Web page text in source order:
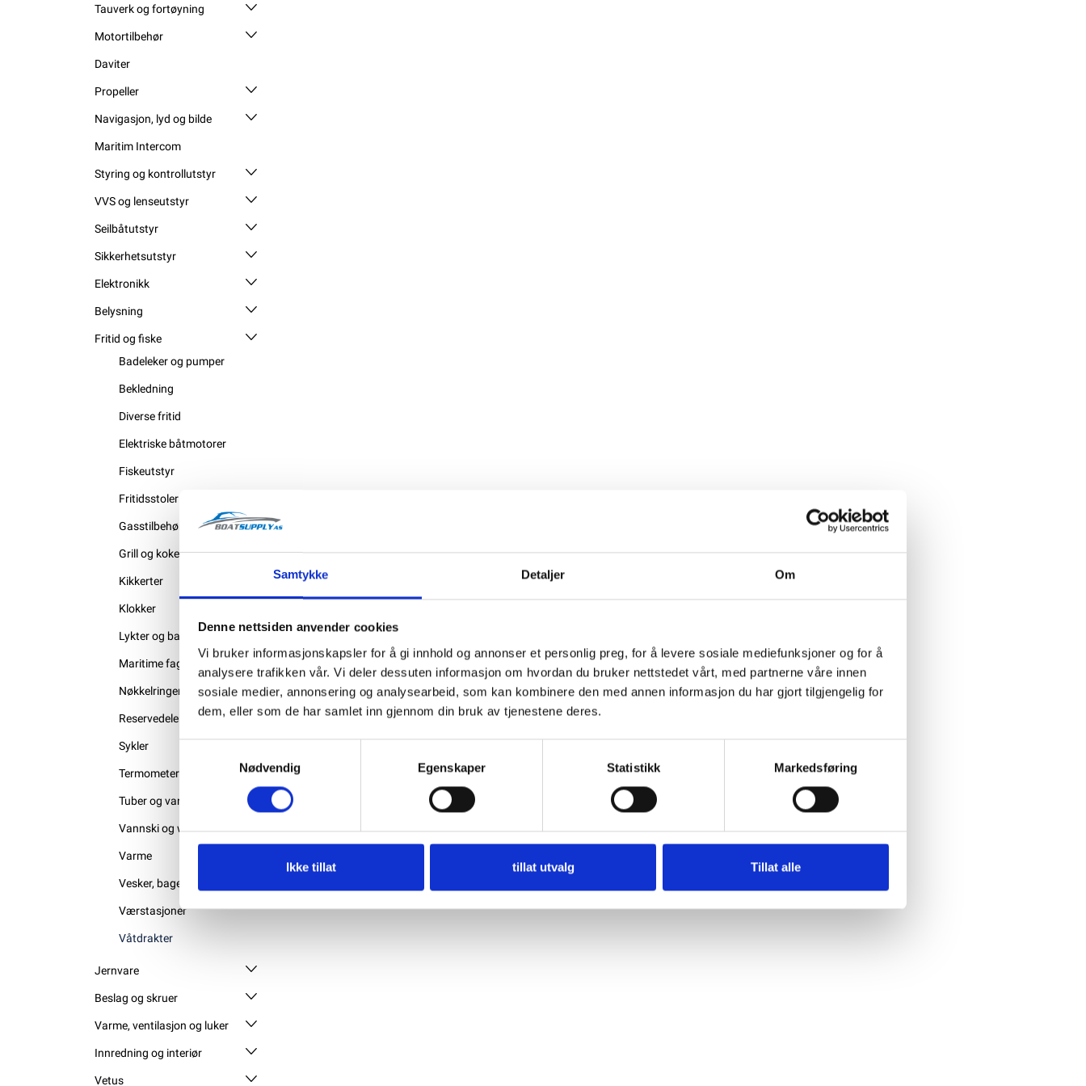
Samtykke Detaljer Om
Denne nettsiden anvender cookies
Vi bruker informasjonskapsler for å gi innhold og annonser et personlig preg, for å levere sosiale mediefunksjoner og for å
analysere trafikken vår. Vi deler dessuten informasjon om hvordan du bruker nettstedet vårt, med partnerne våre innen
sosiale medier, annonsering og analysearbeid, som kan kombinere den med annen informasjon du har gjort tilgjengelig for
dem, eller som de har samlet inn gjennom din bruk av tjenestene deres.
Nødvendig
Egenskaper Statistikk Markedsføring
Ikke tillat tillat utvalg Tillat alle
Tauverk og fortøyning
Motortilbehør
Daviter
Propeller
Navigasjon, lyd og bilde
Maritim Intercom
Styring og kontrollutstyr
VVS og lenseutstyr
Seilbåtutstyr
Sikkerhetsutstyr
Elektronikk
Belysning
Fritid og fiske
Badeleker og pumper
Bekledning
Diverse fritid
Elektriske båtmotorer
Fiskeutstyr
Fritidsstoler og sitteputer
Gasstilbehør
Grill og kokeutstyr
Kikkerter
Klokker
Lykter og batterier
Maritime fagbøker
Nøkkelringer
Reservedeler
Sykler
Termometere
Tuber og vannsportleker
Vannski og wakeboard
Varme
Vesker, bager og oppbevaring
Værstasjoner
Våtdrakter
Jernvare
Beslag og skruer
Varme, ventilasjon og luker
Innredning og interiør
Vetus